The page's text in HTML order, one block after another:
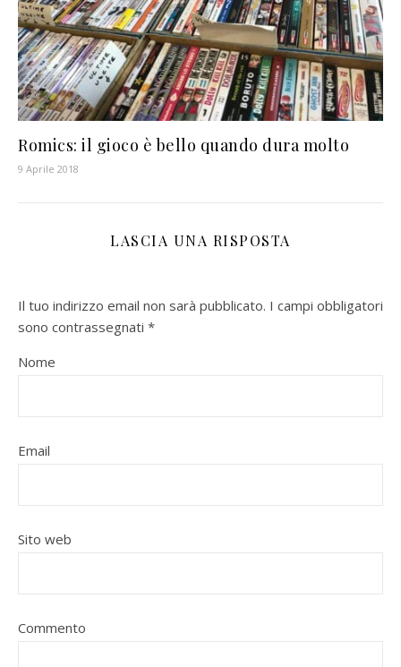
Romics: il gioco è bello quando dura molto
9 Aprile 2018
LASCIA UNA RISPOSTA
Il tuo indirizzo email non sarà pubblicato. I campi obbligatori
sono contrassegnati *
Nome
Email
Sito web
Commento